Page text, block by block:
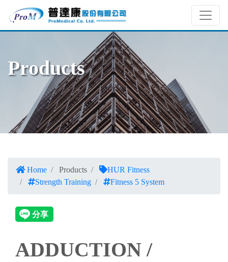
Products
Home Products
HUR Fitness
Strength Training
Fitness 5 System
ADDUCTION /